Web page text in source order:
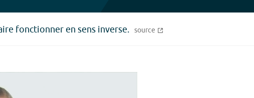
fonctionner en sens inverse. source